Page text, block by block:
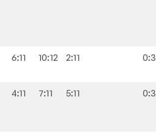
6:11 10:12 2:11 0:3
4:11 7:11 5:11 0:3